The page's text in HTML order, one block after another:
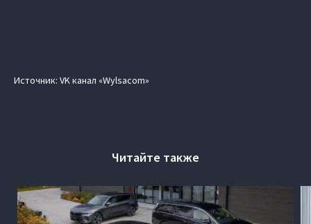
Источник: VK канал «Wylsacom»
Читайте также